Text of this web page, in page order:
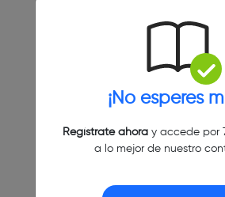
¡No esperes
Regístrate ahoray accede por
a lo mejor de nuestro